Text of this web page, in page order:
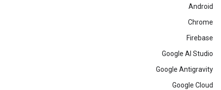
Android
Chrome
Firebase
Google AI Studio
Google Antigravity
Google Cloud